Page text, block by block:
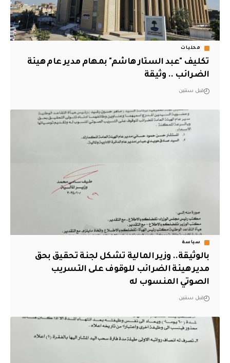
محليات
تكليف "عبد الستار هاشم" بمهام مدير عام هيئة
الضرائب .. وثيقة
قبل سنتين
سياسة
بالوثيقة.. وزير المالية تشكل لجنة تحقيق بحق
مدير هيئة الضرائب للوقوف على التسريب
الصوتي المنسوب له
قبل سنتين